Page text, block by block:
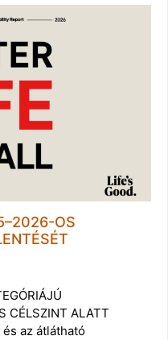
OS
CÉLSZINT ALATT
az átlátható